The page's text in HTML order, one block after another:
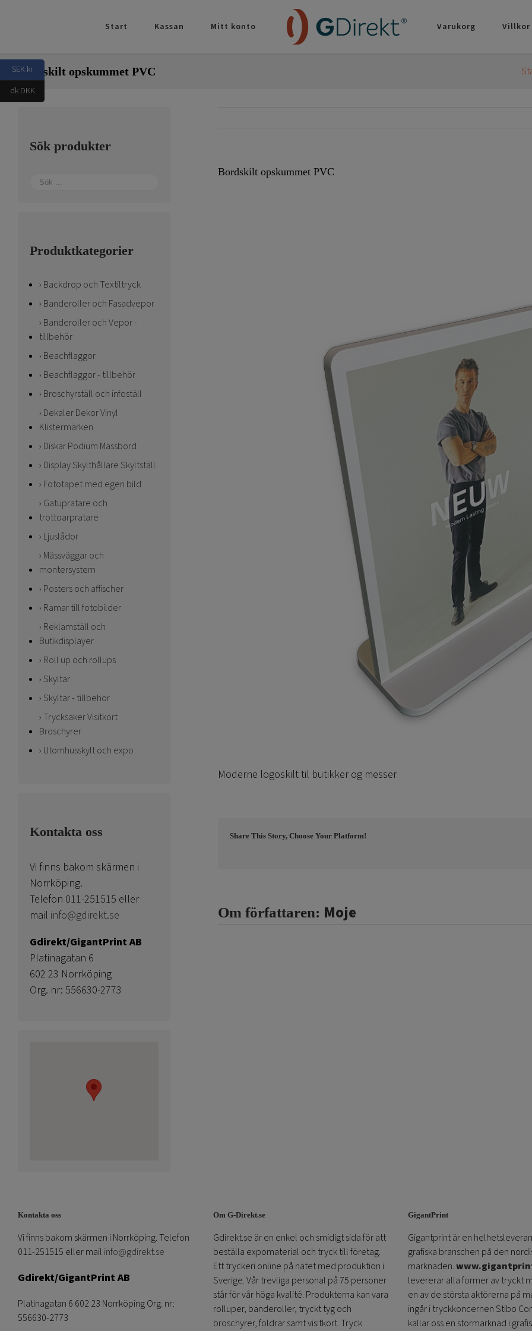
Start Kassan Mitt konto Varukorg Villkor
Bordskilt opskummet PVC
Bordskilt opskummet PVC
Moderne logoskilt til butikker og messer
Share This Story, Choose Your Platform!
Om författaren: Moje
Sök produkter
Produktkategorier
Backdrop och Textiltryck
Banderoller och Fasadvepor
Banderoller och Vepor -
tillbehör
Beachflaggor
Beachflaggor - tillbehör
Broschyrställ och infoställ
Dekaler Dekor Vinyl
Klistermärken
Diskar Podium Mässbord
Display Skylthållare Skyltställ
Fototapet med egen bild
Gatupratare och
trottoarpratare
Ljuslådor
Mässväggar och
montersystem
Posters och affischer
Ramar till fotobilder
Reklamställ och
Butikdisplayer
Roll up och rollups
Skyltar
Skyltar - tillbehör
Trycksaker Visitkort
Broschyrer
Utomhusskylt och expo
Kontakta oss
Vi finns bakom skärmen i
Norrköping.
Telefon 011-251515 eller
mail info@gdirekt.se
Gdirekt/GigantPrint AB
Platinagatan 6
602 23 Norrköping
Org. nr: 556630-2773
Kontakta oss
Vi finns bakom skärmen i Norrköping. Telefon
011-251515 eller mail info@gdirekt.se
Gdirekt/GigantPrint AB
Platinagatan 6 602 23 Norrköping Org. nr:
556630-2773
Om G-Direkt.se
Gdirekt.se är en enkel och smidigt sida för att
beställa expomaterial och tryck till företag.
Ett tryckeri online på nätet med produktion i
Sverige. Vår trevliga personal på 75 personer
står för vår höga kvalité. Produkterna kan vara
rolluper, banderoller, tryckt tyg och
broschyrer, foldrar samt visitkort. Tryck
GigantPrint
Gigantprint är en
grafiska branschen på den
marknaden.
levererar alla former av tryckt
en av de största aktörerna på
ingår i tryckkoncernen Stibo
kallar oss en stormarknad i
SEK kr
dk DKK